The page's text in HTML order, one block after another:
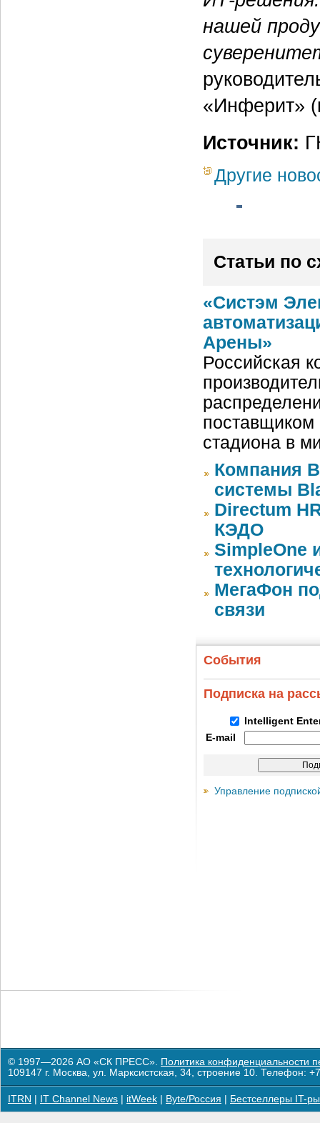
нашей
«Инферит»
Источник:
Другие
Статьи по
«Систэм
Арены»
Российская
поставщиком
стадиона в
Компания
системы
Directum
КЭДО
SimpleOne
МегаФон
связи
События
Подписка на
Intelligent
E-mail
Управление
© 1997—2026 АО «СК ПРЕСС». Политика конфиденциальности
109147 г. Москва, ул. Марксистская, 34, строение 10. Телефон:
ITRN IT Channel News itWeek Byte/Россия Бестселлеры IT-